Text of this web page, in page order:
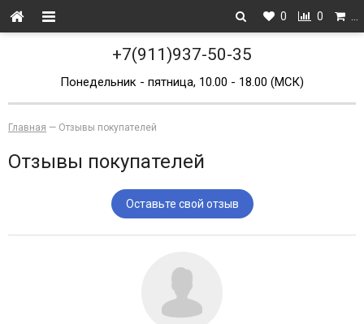
0 0
+7(911)937-50-35
Понедельник - пятница, 10.00 - 18.00 (МСК)
Главная — Отзывы покупателей
Отзывы покупателей
Оставьте свой отзыв